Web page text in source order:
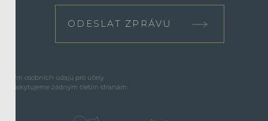
ODESLAT ZPRÁVU
osobních údajů pro účely
žádným třetím stranám.